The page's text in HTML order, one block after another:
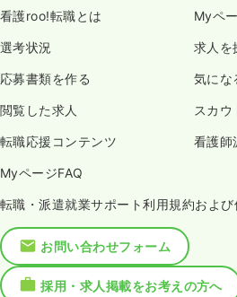
看護roo!転職とは Myペ
選考状況 求人を
応募書類を作る 気にな
閲覧した求人 スカウ
転職応援コンテンツ 看護師
MyページFAQ
転職・派遣就業サポート利用規約およ
お問い合わせフォーム
採用・求人掲載をお考えの方へ